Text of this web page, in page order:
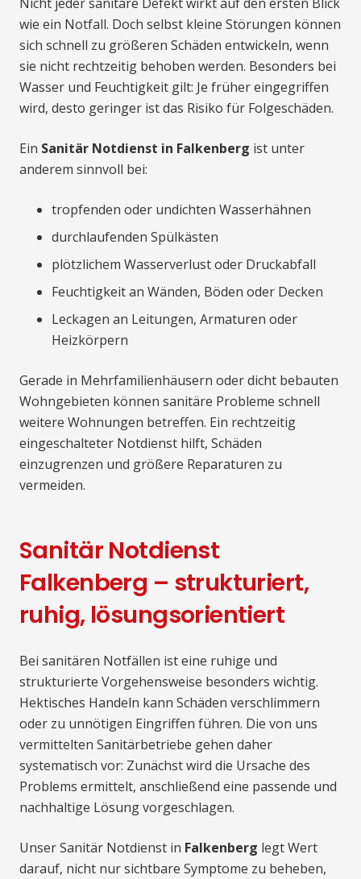
wie ein Notfall. Doch selbst kleine Störungen können
sich schnell zu größeren Schäden entwickeln, wenn
sie nicht rechtzeitig behoben werden. Besonders bei
Wasser und Feuchtigkeit gilt: Je früher eingegriffen
wird, desto geringer ist das Risiko für Folgeschäden.
Ein Sanitär Notdienst in Falkenberg ist unter
anderem sinnvoll bei:
tropfenden oder undichten Wasserhähnen
durchlaufenden Spülkästen
plötzlichem Wasserverlust oder Druckabfall
Feuchtigkeit an Wänden, Böden oder Decken
Leckagen an Leitungen, Armaturen oder
Heizkörpern
Gerade in Mehrfamilienhäusern oder dicht bebauten
Wohngebieten können sanitäre Probleme schnell
weitere Wohnungen betreffen. Ein rechtzeitig
eingeschalteter Notdienst hilft, Schäden
einzugrenzen und größere Reparaturen zu
vermeiden.
Sanitär Notdienst
Falkenberg – strukturiert,
ruhig, lösungsorientiert
Bei sanitären Notfällen ist eine ruhige und
strukturierte Vorgehensweise besonders wichtig.
Hektisches Handeln kann Schäden verschlimmern
oder zu unnötigen Eingriffen führen. Die von uns
vermittelten Sanitärbetriebe gehen daher
systematisch vor: Zunächst wird die Ursache des
Problems ermittelt, anschließend eine passende und
nachhaltige Lösung vorgeschlagen.
Unser Sanitär Notdienst in Falkenberg legt Wert
darauf, nicht nur sichtbare Symptome zu beheben,